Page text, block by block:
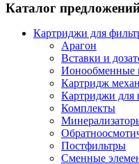
Каталог
Картриджи для
Арагон
Вставки и
Ионообменные
Картридж
Картриджи для
Комплекты
Постфильтры
Сменные